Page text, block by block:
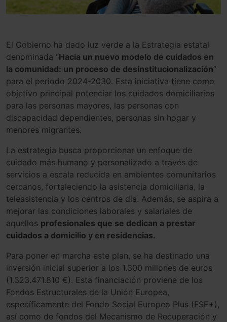
El Gobierno ha dado luz verde a la Estrategia estatal
denominada “Hacia un nuevo modelo de cuidados en
la comunidad: un proceso de desinstitucionalización”
para el periodo 2024-2030. Esta iniciativa tiene como
objetivo principal potenciar los cuidados domiciliarios
para las personas mayores, las personas con
discapacidad dependientes, personas sin hogar y
menores migrantes.
La estrategia busca proporcionar un enfoque de
cuidado más humano y personalizado a través de
servicios a escala reducida en ambientes comunitarios
cercanos, fortaleciendo la asistencia domiciliaria, la
teleasistencia y los centros de día. Además, se aspira a
mejorar las condiciones laborales y salariales de
aquellos profesionales que se dedican a prestar
cuidados a domicilio y en residencias.
Para poner en marcha este plan, se ha destinado una
inversión inicial superior a los 1.300 millones de euros
(1.323.471.810 €). Esta financiación proviene de los
Fondos Estructurales de la Unión Europea,
específicamente del Fondo Social Europeo Plus (FSE+),
así como de fondos del Mecanismo de Recuperación y